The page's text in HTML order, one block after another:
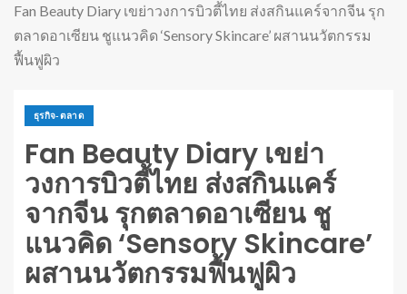
Fan Beauty Diary เขย่าวงการบิวตี้ไทย ส่งสกินแคร์จากจีน รุก
ตลาดอาเซียน ชูแนวคิด ‘Sensory Skincare’ ผสานนวัตกรรม
ฟื้นฟูผิว
ธุรกิจ-ตลาด
Fan Beauty Diary เขย่า
วงการบิวตี้ไทย ส่งสกินแคร์
จากจีน รุกตลาดอาเซียน ชู
แนวคิด ‘Sensory Skincare’
ผสานนวัตกรรมฟื้นฟูผิว